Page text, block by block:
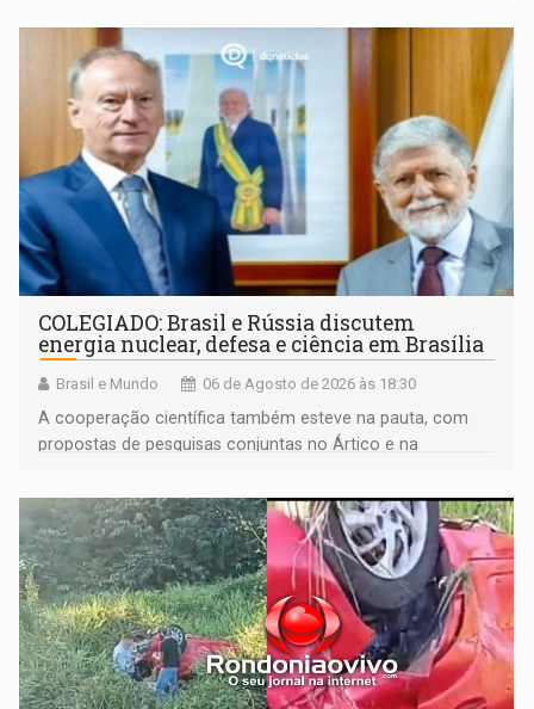
COLEGIADO: Brasil e Rússia discutem
energia nuclear, defesa e ciência em Brasília
Brasil e Mundo 06 de Agosto de 2026 às 18:30
A cooperação científica também esteve na pauta, com
propostas de pesquisas conjuntas no Ártico e na